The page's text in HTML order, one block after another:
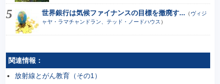
世界銀行は気候ファイナンスの目標を撤廃す... （ ヴィジ
ャヤ・ラマチャンドラン、テッド・ノードハウス ）
関連情報：
放射線とがん教育（その1）